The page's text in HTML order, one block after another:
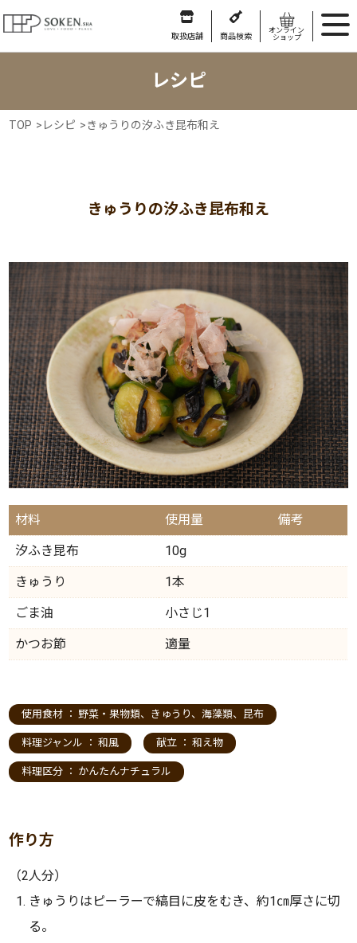
取扱店舗 商品検索
オンライン
ショップ
レシピ
TOP > レシピ >きゅうりの汐ふき昆布和え
きゅうりの汐ふき昆布和え
材料 使用量 備考
汐ふき昆布 10g
きゅうり 1本
ごま油 小さじ1
かつお節 適量
使用食材 ： 野菜・果物類、 きゅうり 、海藻類、 昆布
料理ジャンル ：和風 献立 ：和え物
料理区分 ： かんたんナチュラル
作り方
（2人分）
きゅうりはピーラーで縞目に皮をむき、約1㎝厚さに切
る。